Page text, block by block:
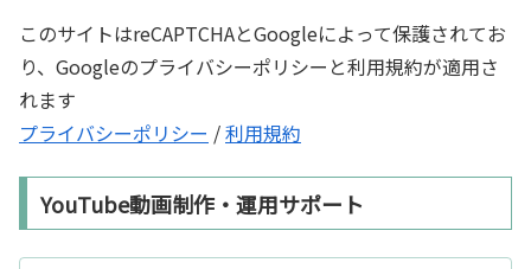
このサイトはreCAPTCHAとGoogleによって保護されてお
り、Googleのプライバシーポリシーと利用規約が適用さ
れます
プライバシーポリシー /利用規約
YouTube動画制作・運用サポート